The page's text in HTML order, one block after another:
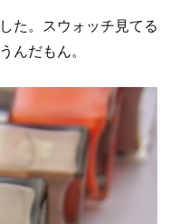
た。スウォッチ見てる
んだもん。